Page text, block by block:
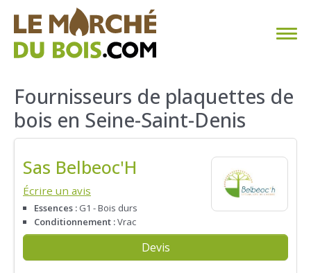
CHAUFFAGE AU BOIS
FAQ
TROUVER SON FOURNISSEUR
BLOG
ESPACE PRO
Fournisseurs de plaquettes de
bois en Seine-Saint-Denis
Sas Belbeoc'H
Écrire un avis
Essences : G1 - Bois durs
Conditionnement :Vrac
Devis